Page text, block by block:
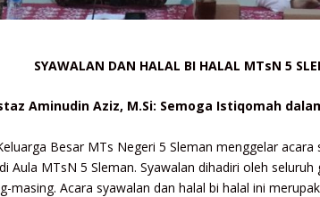
SYAWALAN DAN HALAL BI HALAL MTsN 5
Aminudin Aziz, M.Si: Semoga Istiqomah
Besar MTs Negeri 5 Sleman menggelar acara
Aula MTsN 5 Sleman. Syawalan dihadiri oleh
masing. Acara syawalan dan halal bi halal ini